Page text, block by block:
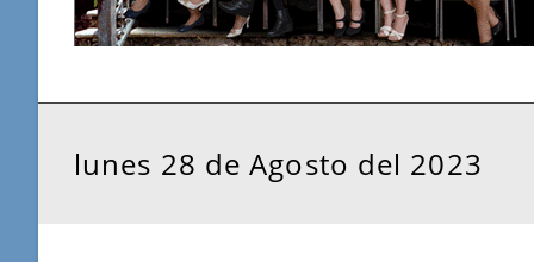
lunes 28 de Agosto del 2023